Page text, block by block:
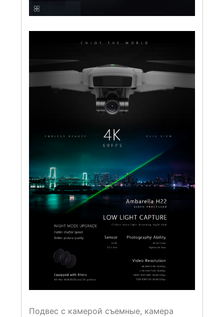
Подвес с камерой съемные, камера